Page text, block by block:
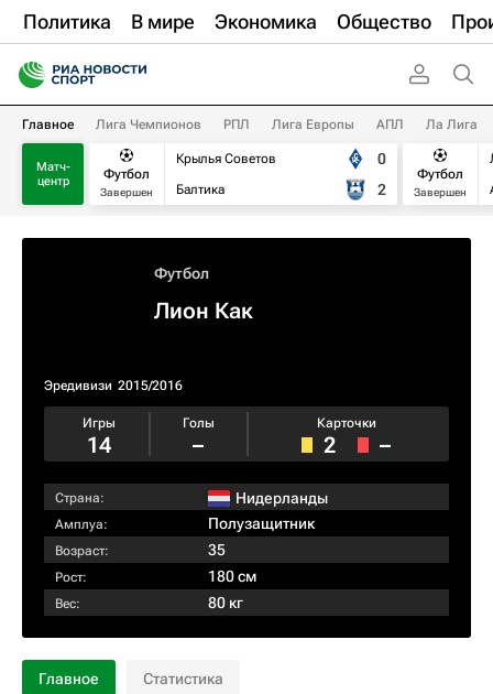
Политика В мире Экономика Общество
Главное Лига Чемпионов РПЛ Лига Европы АПЛ Ла Лига
Матч-
центр
Футбол
Завершен
Крылья Советов
Балтика
0
2
Футбол
Завершен
Футбол
Лион Как
Эредивизи 2015/2016
Игры
14
Голы
–
Карточки
2 –
Страна: Нидерланды
Амплуа: Полузащитник
Возраст: 35
Рост: 180 см
Вес: 80 кг
Главное Статистика